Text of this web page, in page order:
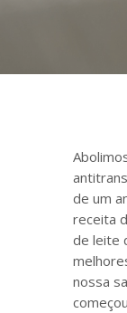
de um
receita
de leite
nossa